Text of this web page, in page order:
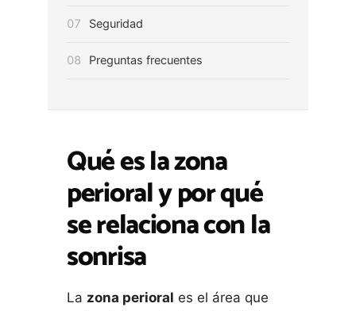
07 Seguridad
08 Preguntas frecuentes
Qué es la zona
perioral y por qué
se relaciona con la
sonrisa
La zona perioral es el área que